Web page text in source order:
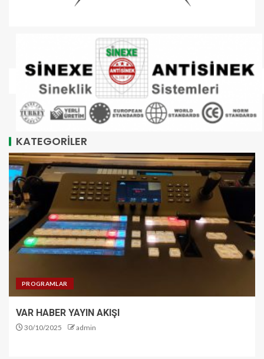
KATEGORİLER
PROGRAMLAR
VAR HABER YAYIN AKIŞI
30/10/2025 admin